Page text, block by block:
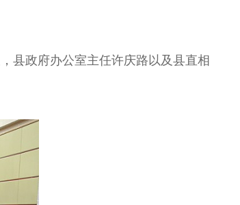
政府办公室主任许庆路以及县直相